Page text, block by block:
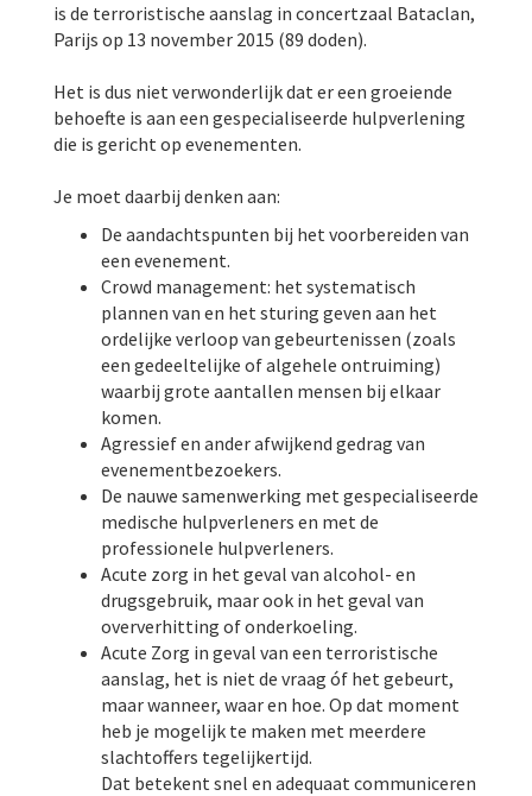
is de terroristische aanslag in concertzaal Bataclan,
Parijs op 13 november 2015 (89 doden).
Het is dus niet verwonderlijk dat er een groeiende
behoefte is aan een gespecialiseerde hulpverlening
die is gericht op evenementen.
Je moet daarbij denken aan:
De aandachtspunten bij het voorbereiden van
een evenement.
Crowd management: het systematisch
plannen van en het sturing geven aan het
ordelijke verloop van gebeurtenissen (zoals
een gedeeltelijke of algehele ontruiming)
waarbij grote aantallen mensen bij elkaar
komen.
Agressief en ander afwijkend gedrag van
evenementbezoekers.
De nauwe samenwerking met gespecialiseerde
medische hulpverleners en met de
professionele hulpverleners.
Acute zorg in het geval van alcohol- en
drugsgebruik, maar ook in het geval van
oververhitting of onderkoeling.
Acute Zorg in geval van een terroristische
aanslag, het is niet de vraag óf het gebeurt,
maar wanneer, waar en hoe. Op dat moment
heb je mogelijk te maken met meerdere
slachtoffers tegelijkertijd.
Dat betekent snel en adequaat communiceren